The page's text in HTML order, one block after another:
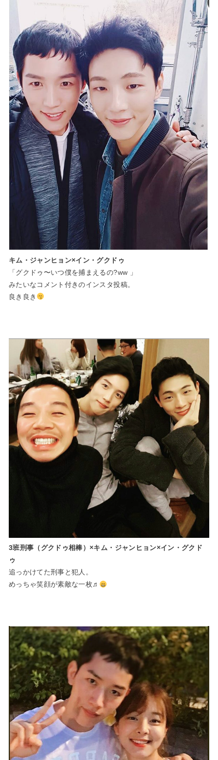
キム・ジャンヒョン×イン・グクドゥ
「グクドゥ〜いつ僕を捕まえるの?ww 」
みたいなコメント付きのインスタ投稿。
良き良き
3班刑事（グクドゥ相棒）×キム・ジャンヒョン×イン・グクド
ゥ
追っかけてた刑事と犯人。
めっちゃ笑顔が素敵な一枚♬